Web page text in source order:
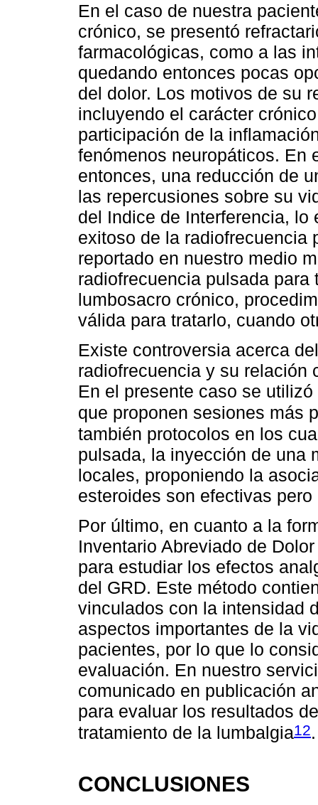
En el caso de nuestra
crónico, se presentó
farmacológicas, como a las
quedando entonces pocas
del dolor. Los motivos de su
incluyendo el carácter
participación de la
fenómenos neuropáticos. En
entonces, una reducción de
las repercusiones sobre su
del Indice de Interferencia, lo
exitoso de la radiofrecuencia
reportado en nuestro medio
radiofrecuencia pulsada
lumbosacro crónico,
válida para tratarlo, cuando
Existe controversia acerca
radiofrecuencia y su relación
En el presente caso se
que proponen sesiones más
también protocolos en los
pulsada, la inyección de una
locales, proponiendo la
esteroides son efectivas
Por último, en cuanto a la
Inventario Abreviado de
para estudiar los efectos
del GRD. Este método
vinculados con la intensidad
aspectos importantes de la
pacientes, por lo que lo
evaluación. En nuestro
comunicado en publicación
para evaluar los resultados
tratamiento de la lumbalgia12.
CONCLUSIONES